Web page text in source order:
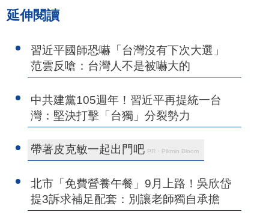
延伸閱讀
習近平國師恐嚇「台灣沒有下次大選」
范雲反嗆：台灣人不是被嚇大的
中共建黨105週年！習近平再提統一台
灣：堅決打擊「台獨」分裂勢力
帶著皮克敏一起出門吧 PR・Pikmin Bloom
北市「免費營養午餐」9月上路！吳欣岱
提3訴求補足配套：別讓老師獨自承擔